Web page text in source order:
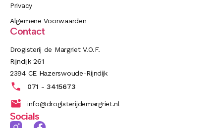
Privacy
Algemene Voorwaarden
Contact
Drogisterij de Margriet V.O.F.
Rijndijk 261
2394 CE Hazerswoude-Rijndijk
071 - 3415673
info@drogisterijdemargriet.nl
Socials